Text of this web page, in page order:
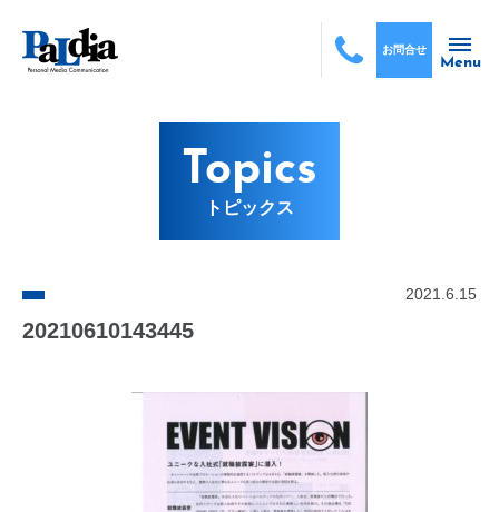
Menu
お問合せ
Topics
トピックス
2021.6.15
20210610143445